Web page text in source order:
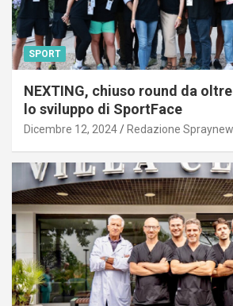
SPORT
NEXTING, chiuso round da
lo sviluppo di SportFace
Dicembre 12, 2024 Redazione